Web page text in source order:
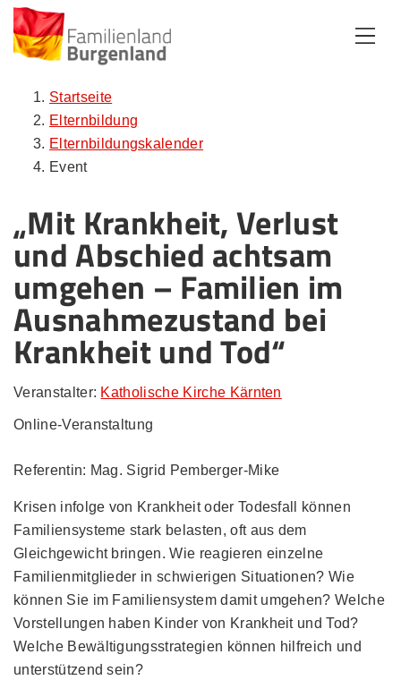
Startseite
Elternbildung
Elternbildungskalender
Event
„Mit Krankheit, Verlust
und Abschied achtsam
umgehen – Familien im
Ausnahmezustand bei
Krankheit und Tod“
Veranstalter: Katholische Kirche Kärnten
Online-Veranstaltung
Referentin: Mag. Sigrid Pemberger-Mike
Krisen infolge von Krankheit oder Todesfall können
Familiensysteme stark belasten, oft aus dem
Gleichgewicht bringen. Wie reagieren einzelne
Familienmitglieder in schwierigen Situationen? Wie
können Sie im Familiensystem damit umgehen? Welche
Vorstellungen haben Kinder von Krankheit und Tod?
Welche Bewältigungsstrategien können hilfreich und
unterstützend sein?